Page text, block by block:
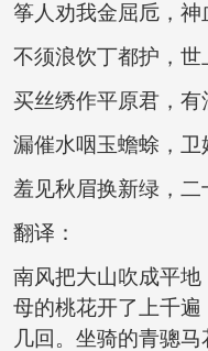
筝人劝我金屈卮，神
不须浪饮丁都护，世
买丝绣作平原君，有
漏催水咽玉蟾蜍，卫
羞见秋眉换新绿，二
翻译：
南风把大山吹成平
母的桃花开了上千
几回。坐骑的青骢